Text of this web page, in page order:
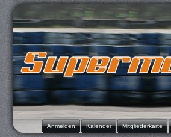
Anmelden Kalender Mitgliederkarte